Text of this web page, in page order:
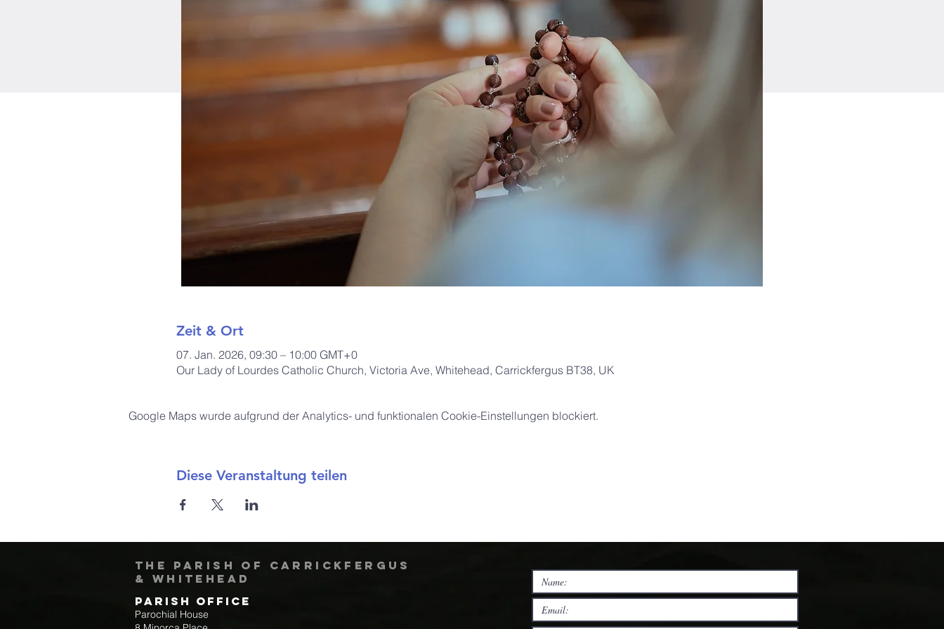
Zeit & Ort
07. Jan. 2026, 09:30 – 10:00 GMT+0
Our Lady of Lourdes Catholic Church, Victoria Ave, Whitehead, Carrickfergus BT38, UK
Google Maps wurde aufgrund der Analytics- und funktionalen Cookie-Einstellungen blockiert.
Diese Veranstaltung teilen
The Parish of Carrickfergus
& Whitehead
Parish Office
Parochial House